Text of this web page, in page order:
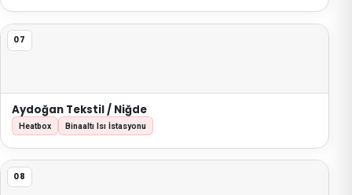
07
Aydoğan Tekstil / Niğde
Heatbox Binaaltı Isı İstasyonu
08